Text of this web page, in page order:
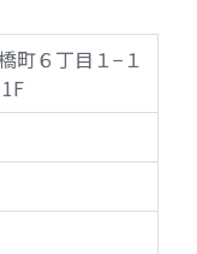
町６丁目１−１